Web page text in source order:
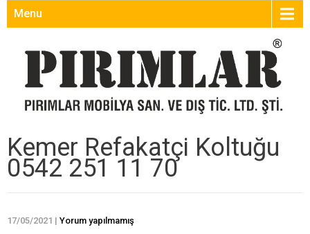
Menu
Kemer Refakatçi Koltuğu
0542 251 11 70
17/05/2021 | Yorum yapılmamış